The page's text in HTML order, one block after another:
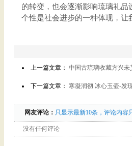
的转变，也会逐渐影响琉璃礼
个性是社会进步的一种体现，
上一篇文章： 中国古琉璃收藏方兴未
下一篇文章： 寒凝润彻 冰心玉壶-发
网友评论： 只显示最新10条，评论内容
没有任何评论